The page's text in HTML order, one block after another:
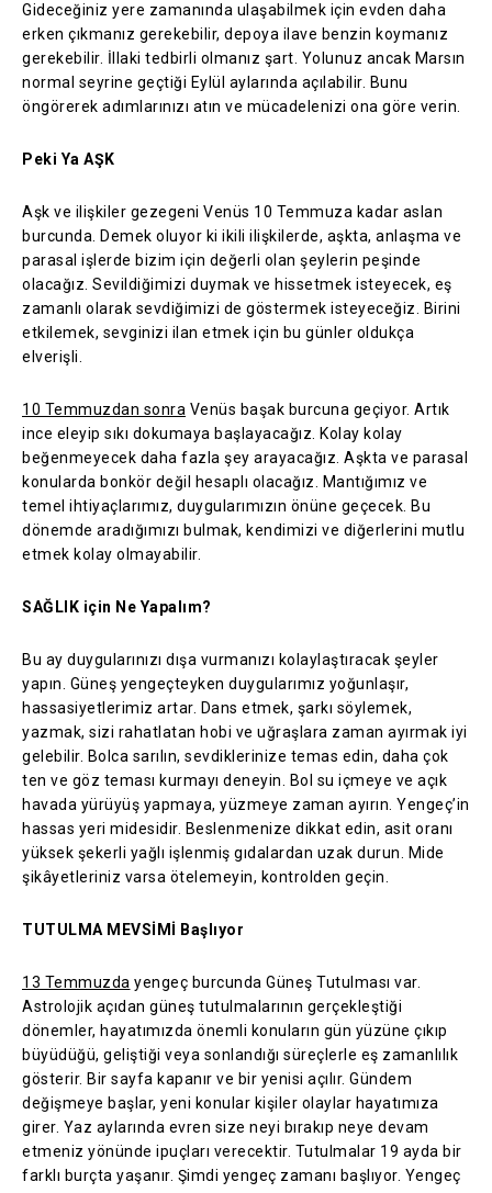
Gideceğiniz yere zamanında ulaşabilmek için evden daha
erken çıkmanız gerekebilir, depoya ilave benzin koymanız
gerekebilir. İllaki tedbirli olmanız şart. Yolunuz ancak Marsın
normal seyrine geçtiği Eylül aylarında açılabilir. Bunu
öngörerek adımlarınızı atın ve mücadelenizi ona göre verin.
Peki Ya AŞK
Aşk ve ilişkiler gezegeni Venüs 10 Temmuza kadar aslan
burcunda. Demek oluyor ki ikili ilişkilerde, aşkta, anlaşma ve
parasal işlerde bizim için değerli olan şeylerin peşinde
olacağız. Sevildiğimizi duymak ve hissetmek isteyecek, eş
zamanlı olarak sevdiğimizi de göstermek isteyeceğiz. Birini
etkilemek, sevginizi ilan etmek için bu günler oldukça
elverişli.
10 Temmuzdan sonra Venüs başak burcuna geçiyor. Artık
ince eleyip sıkı dokumaya başlayacağız. Kolay kolay
beğenmeyecek daha fazla şey arayacağız. Aşkta ve parasal
konularda bonkör değil hesaplı olacağız. Mantığımız ve
temel ihtiyaçlarımız, duygularımızın önüne geçecek. Bu
dönemde aradığımızı bulmak, kendimizi ve diğerlerini mutlu
etmek kolay olmayabilir.
SAĞLIK için Ne Yapalım?
Bu ay duygularınızı dışa vurmanızı kolaylaştıracak şeyler
yapın. Güneş yengeçteyken duygularımız yoğunlaşır,
hassasiyetlerimiz artar. Dans etmek, şarkı söylemek,
yazmak, sizi rahatlatan hobi ve uğraşlara zaman ayırmak iyi
gelebilir. Bolca sarılın, sevdiklerinize temas edin, daha çok
ten ve göz teması kurmayı deneyin. Bol su içmeye ve açık
havada yürüyüş yapmaya, yüzmeye zaman ayırın. Yengeç’in
hassas yeri midesidir. Beslenmenize dikkat edin, asit oranı
yüksek şekerli yağlı işlenmiş gıdalardan uzak durun. Mide
şikâyetleriniz varsa ötelemeyin, kontrolden geçin.
TUTULMA MEVSİMİ Başlıyor
13 Temmuzda yengeç burcunda Güneş Tutulması var.
Astrolojik açıdan güneş tutulmalarının gerçekleştiği
dönemler, hayatımızda önemli konuların gün yüzüne çıkıp
büyüdüğü, geliştiği veya sonlandığı süreçlerle eş zamanlılık
gösterir. Bir sayfa kapanır ve bir yenisi açılır. Gündem
değişmeye başlar, yeni konular kişiler olaylar hayatımıza
girer. Yaz aylarında evren size neyi bırakıp neye devam
etmeniz yönünde ipuçları verecektir. Tutulmalar 19 ayda bir
farklı burçta yaşanır. Şimdi yengeç zamanı başlıyor. Yengeç